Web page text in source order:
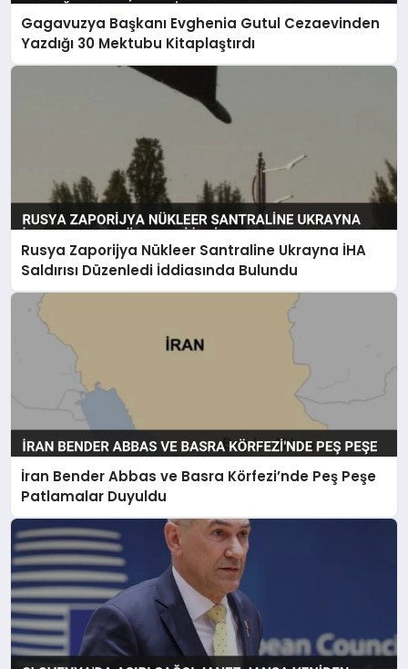
Gagavuzya Başkanı Evghenia Gutul Cezaevinden
Yazdığı 30 Mektubu Kitaplaştırdı
Rusya Zaporijya Nükleer Santraline Ukrayna İHA
Saldırısı Düzenledi İddiasında Bulundu
İran Bender Abbas ve Basra Körfezi’nde Peş Peşe
Patlamalar Duyuldu